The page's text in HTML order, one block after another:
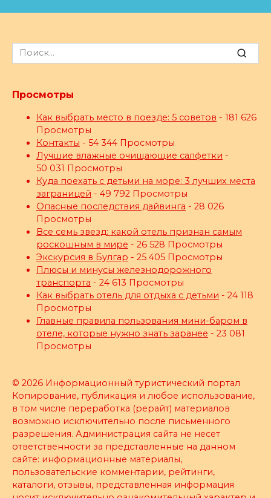
Search
for:
Просмотры
Как выбрать место в поезде: 5 советов - 181 626
Просмотры
Контакты - 54 344 Просмотры
Лучшие влажные очищающие салфетки -
50 031 Просмотры
Куда поехать с детьми на море: 3 лучших места
заграницей - 49 792 Просмотры
Опасные последствия дайвинга - 28 026
Просмотры
Все семь звезд: какой отель признан самым
роскошным в мире - 26 528 Просмотры
Экскурсия в Булгар - 25 405 Просмотры
Плюсы и минусы железнодорожного
транспорта - 24 613 Просмотры
Как выбрать отель для отдыха с детьми - 24 118
Просмотры
Главные правила пользования мини-баром в
отеле, которые нужно знать заранее - 23 081
Просмотры
© 2026 Информационный туристический портал
Копирование, публикация и любое использование,
в том числе переработка (рерайт) материалов
возможно исключительно после письменного
разрешения. Администрация сайта не несет
ответственности за представленные на данном
сайте: информационные материалы,
пользовательские комментарии, рейтинги,
каталоги, отзывы, представленная информация